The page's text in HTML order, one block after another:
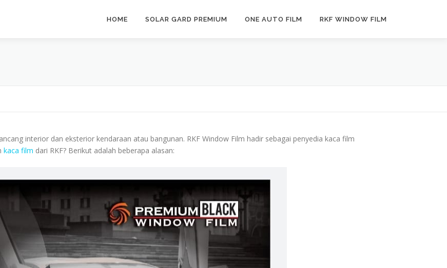
HOME SOLAR GARD PREMIUM ONE AUTO FILM RKF WINDOW FILM
interior dan eksterior kendaraan atau bangunan. RKF Window Film hadir sebagai penyedia kaca film
kaca film dari RKF? Berikut adalah beberapa alasan: